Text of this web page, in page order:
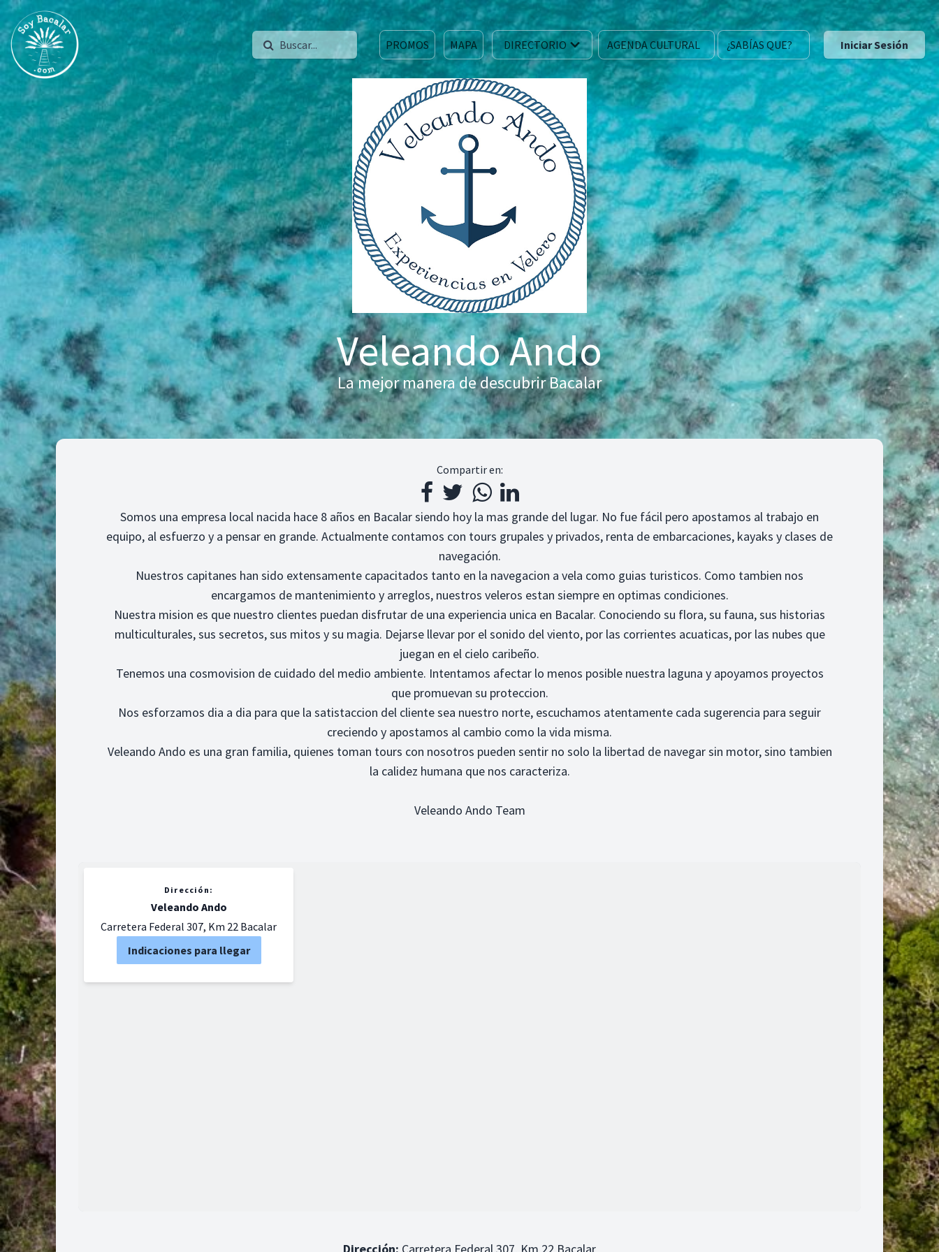
PROMOS MAPA DIRECTORIO AGENDA CULTURAL ¿SABÍAS QUE? Iniciar Sesión
Veleando Ando
La mejor manera de descubrir Bacalar
Compartir en:
Somos una empresa local nacida hace 8 años en Bacalar siendo hoy la mas grande del lugar. No fue fácil pero apostamos al trabajo en
equipo, al esfuerzo y a pensar en grande. Actualmente contamos con tours grupales y privados, renta de embarcaciones, kayaks y clases de
navegación.
Nuestros capitanes han sido extensamente capacitados tanto en la navegacion a vela como guias turisticos. Como tambien nos
encargamos de mantenimiento y arreglos, nuestros veleros estan siempre en optimas condiciones.
Nuestra mision es que nuestro clientes puedan disfrutar de una experiencia unica en Bacalar. Conociendo su flora, su fauna, sus historias
multiculturales, sus secretos, sus mitos y su magia. Dejarse llevar por el sonido del viento, por las corrientes acuaticas, por las nubes que
juegan en el cielo caribeño.
Tenemos una cosmovision de cuidado del medio ambiente. Intentamos afectar lo menos posible nuestra laguna y apoyamos proyectos
que promuevan su proteccion.
Nos esforzamos dia a dia para que la satistaccion del cliente sea nuestro norte, escuchamos atentamente cada sugerencia para seguir
creciendo y apostamos al cambio como la vida misma.
Veleando Ando es una gran familia, quienes toman tours con nosotros pueden sentir no solo la libertad de navegar sin motor, sino tambien
la calidez humana que nos caracteriza.
Veleando Ando Team
Dirección:
Veleando Ando
Carretera Federal 307, Km 22 Bacalar
Indicaciones para llegar